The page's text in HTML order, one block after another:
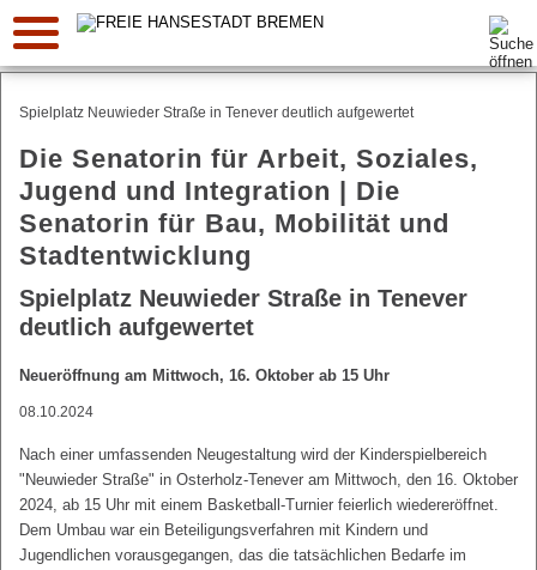
Suche:
Spielplatz Neuwieder Straße in Tenever deutlich aufgewertet
Die Senatorin für Arbeit, Soziales,
Jugend und Integration | Die
Senatorin für Bau, Mobilität und
Stadtentwicklung
Spielplatz Neuwieder Straße in Tenever
deutlich aufgewertet
Neueröffnung am Mittwoch, 16. Oktober ab 15 Uhr
08.10.2024
Nach einer umfassenden Neugestaltung wird der Kinderspielbereich
"Neuwieder Straße" in Osterholz-Tenever am Mittwoch, den 16. Oktober
2024, ab 15 Uhr mit einem Basketball-Turnier feierlich wiedereröffnet.
Dem Umbau war ein Beteiligungsverfahren mit Kindern und
Jugendlichen vorausgegangen, das die tatsächlichen Bedarfe im